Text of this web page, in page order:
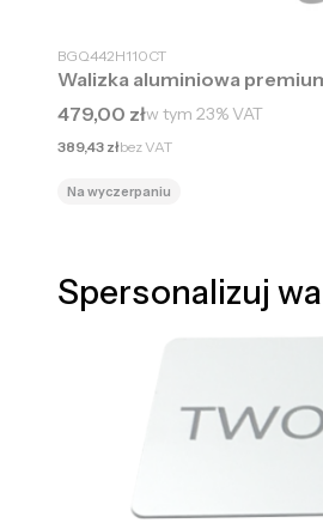
BGQ442H110CT
Walizka aluminiowa
Cena brutto
479,00 złw tym 23%VAT
Cena netto
389,43 złbez VAT
Na wyczerpaniu
Spersonalizuj